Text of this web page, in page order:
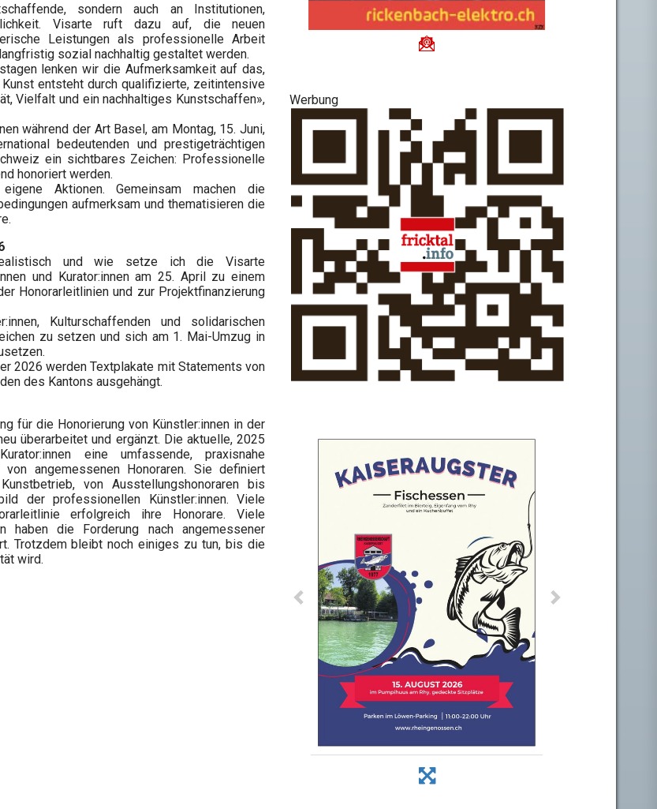
sondern auch an Institutionen,
Visarte ruft dazu auf, die neuen
Leistungen als professionelle Arbeit
sozial nachhaltig gestaltet werden.
lenken wir die Aufmerksamkeit auf das,
entsteht durch qualifizierte, zeitintensive
Vielfalt und ein nachhaltiges Kunstschaffen»,
während der Art Basel, am Montag, 15. Juni,
bedeutenden und prestigeträchtigen
ein sichtbares Zeichen: Professionelle
honoriert werden.
Aktionen. Gemeinsam machen die
aufmerksam und thematisieren die
und wie setze ich die Visarte
und Kurator:innen am 25. April zu einem
Honorarleitlinien und zur Projektfinanzierung
Kulturschaffenden und solidarischen
zu setzen und sich am 1. Mai-Umzug in
2026 werden Textplakate mit Statements von
des Kantons ausgehängt.
für die Honorierung von Künstler:innen in der
überarbeitet und ergänzt. Die aktuelle, 2025
eine umfassende, praxisnahe
angemessenen Honoraren. Sie definiert
von Ausstellungshonoraren bis
der professionellen Künstler:innen. Viele
erfolgreich ihre Honorare. Viele
haben die Forderung nach angemessener
Trotzdem bleibt noch einiges zu tun, bis die
wird.
Werbung